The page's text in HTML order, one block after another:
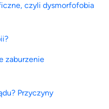
czyli dysmorfofobia
zaburzenie
Przyczyny